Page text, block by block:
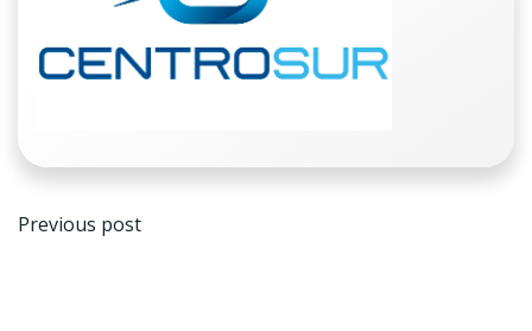
Navegación
Previous post